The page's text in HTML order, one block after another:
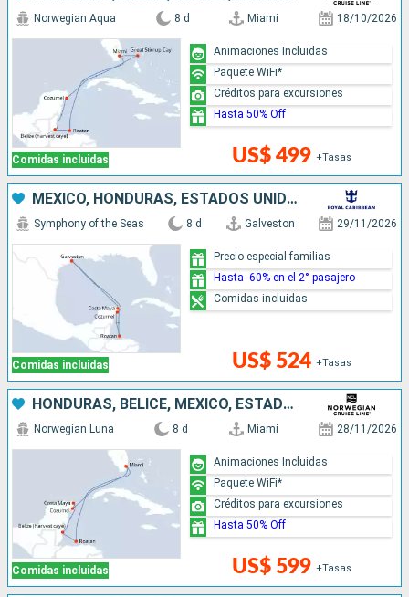
Comidas incluidas
Norwegian Aqua 8 d Miami 18/10/2026
US$ 499 +Tasas
Animaciones Incluidas
Paquete WiFi*
Créditos para excursiones
Hasta 50% Off
MÉXICO, HONDURAS, ESTADOS UNIDOS
Comidas incluidas
Symphony of the Seas 8 d Galveston 29/11/2026
US$ 524 +Tasas
Precio especial familias
Hasta -60% en el 2° pasajero
Comidas incluidas
HONDURAS, BELICE, MÉXICO, ESTADOS UNIDOS
Comidas incluidas
Norwegian Luna 8 d Miami 28/11/2026
US$ 599 +Tasas
Animaciones Incluidas
Paquete WiFi*
Créditos para excursiones
Hasta 50% Off